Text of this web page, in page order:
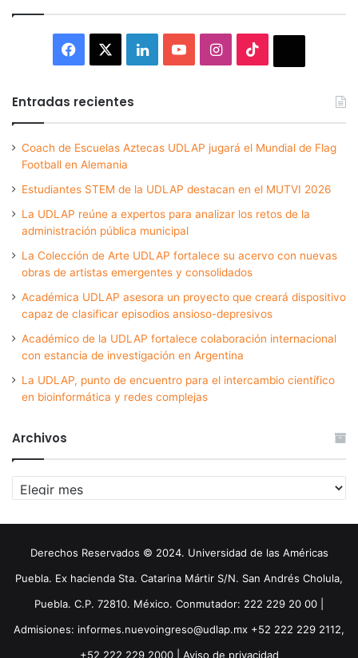
Facebook LinkedInYouTubeInstagram
Entradas recientes
Coach de Escuelas Aztecas UDLAP jugará el Mundial de Flag
Football en Alemania
Estudiantes STEM de la UDLAP destacan en el MUTVI 2026
La UDLAP reúne a expertos para analizar los retos de la
administración pública municipal
La Colección de Arte UDLAP fortalece su acervo con nuevas
obras de artistas emergentes y consolidados
Académica UDLAP asesora un proyecto que creará dispositivo
capaz de clasificar episodios ansioso-depresivos
Académico de la UDLAP fortalece colaboración internacional
con estancia de investigación en Argentina
La UDLAP, punto de encuentro para el intercambio científico
en bioinformática y redes complejas
Archivos
Archivos
Derechos Reservados © 2024. Universidad de las Américas
Puebla. Ex hacienda Sta. Catarina Mártir S/N. San Andrés Cholula,
Puebla. C.P. 72810. México. Conmutador: 222 229 20 00 |
Admisiones: informes.nuevoingreso@udlap.mx +52 222 229 2112,
+52 222 229 2000 | Aviso de privacidad